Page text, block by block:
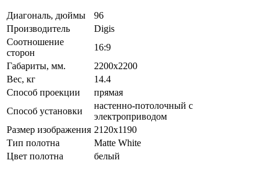
Диагональ, дюймы
96
Производитель
Digis
Соотношение
сторон
16:9
Габариты, мм.
2200x2200
Вес, кг
14.4
Способ проекции
прямая
Способ установки
настенно-потолочный с
электроприводом
Размер изображения 2120x1190
Тип полотна
Matte White
Цвет полотна
белый